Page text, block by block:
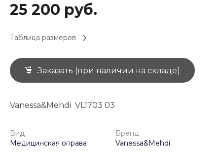
25 200 руб.
Таблица размеров
Заказать (при наличии на складе)
Vanessa&Mehdi VL1703 03
Вид
Медицинская оправа
Бренд
Vanessa&Mehdi